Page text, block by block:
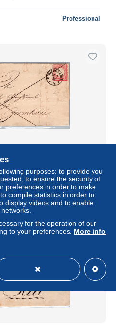
Professional
auf Brief #DDF51
Professional
purposes: to provide you
to ensure the security of
preferences in order to make
compile statistics in order to
display videos and to enable
for the operation of our
to your preferences. More info